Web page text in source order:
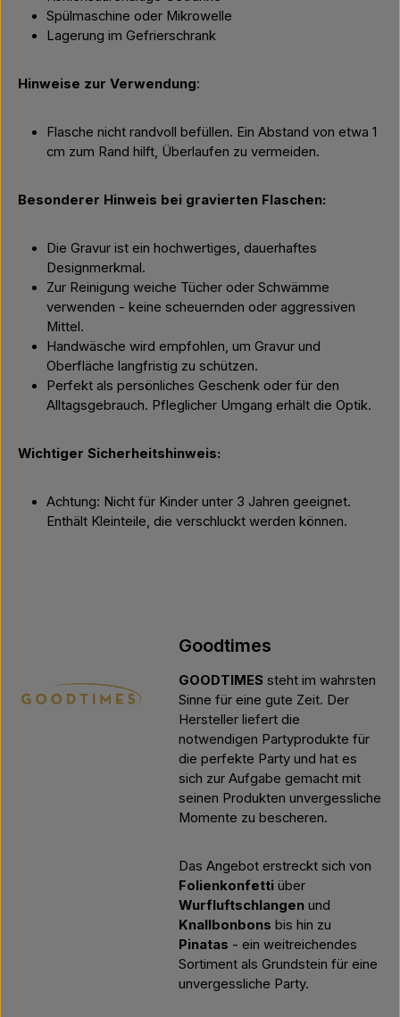
Spülmaschine oder Mikrowelle
Lagerung im Gefrierschrank
Hinweise zur Verwendung:
Flasche nicht randvoll befüllen. Ein Abstand von etwa 1
cm zum Rand hilft, Überlaufen zu vermeiden.
Besonderer Hinweis bei gravierten Flaschen:
Die Gravur ist ein hochwertiges, dauerhaftes
Designmerkmal.
Zur Reinigung weiche Tücher oder Schwämme
verwenden - keine scheuernden oder aggressiven
Mittel.
Handwäsche wird empfohlen, um Gravur und
Oberfläche langfristig zu schützen.
Perfekt als persönliches Geschenk oder für den
Alltagsgebrauch. Pfleglicher Umgang erhält die Optik.
Wichtiger Sicherheitshinweis:
Achtung: Nicht für Kinder unter 3 Jahren geeignet.
Enthält Kleinteile, die verschluckt werden können.
Goodtimes
GOODTIMES steht im wahrsten
Sinne für eine gute Zeit. Der
Hersteller liefert die
notwendigen Partyprodukte für
die perfekte Party und hat es
sich zur Aufgabe gemacht mit
seinen Produkten unvergessliche
Momente zu bescheren.
Das Angebot erstreckt sich von
Folienkonfetti über
Wurfluftschlangen und
Knallbonbons bis hin zu
Pinatas - ein weitreichendes
Sortiment als Grundstein für eine
unvergessliche Party.